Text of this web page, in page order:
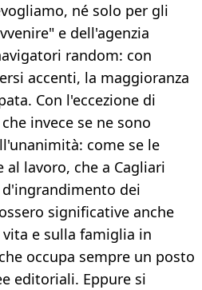
né solo per gli
e dell'agenzia
random: con
accenti, la maggioranza
Con l'eccezione di
invece se ne sono
come se le
lavoro, che a Cagliari
dei
significative anche
e sulla famiglia in
occupa sempre un posto
editoriali. Eppure si